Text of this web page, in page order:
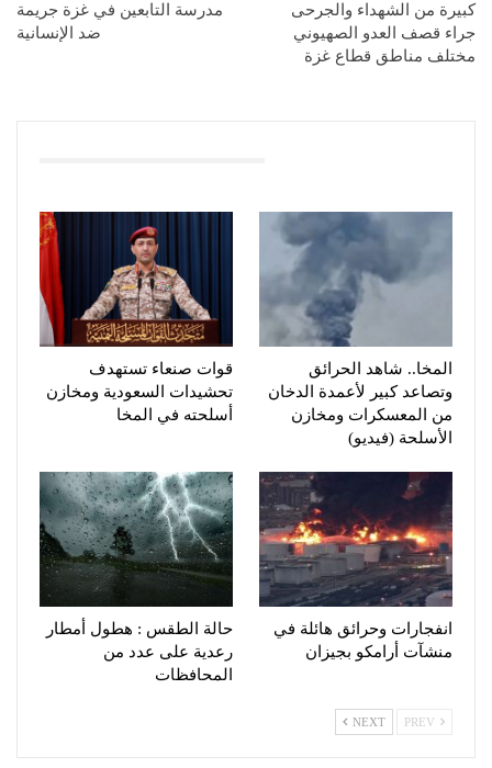
كبيرة من الشهداء والجرحى
جراء قصف العدو الصهيوني
مختلف مناطق قطاع غزة
مدرسة التابعين في غزة جريمة
ضد الإنسانية
المخا.. شاهد الحرائق
وتصاعد كبير لأعمدة الدخان
من المعسكرات ومخازن
الأسلحة (فيديو)
قوات صنعاء تستهدف
تحشيدات السعودية ومخازن
أسلحته في المخا
انفجارات وحرائق هائلة في
منشآت أرامكو بجيزان
حالة الطقس : هطول أمطار
رعدية على عدد من
المحافظات
NEXT